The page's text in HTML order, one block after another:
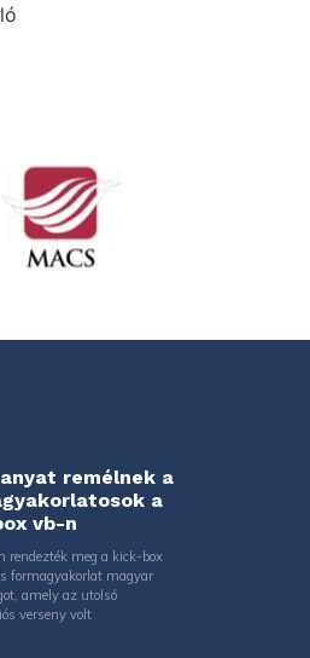
remélnek a
a
vb-n
rendezték meg a kick-box
formagyakorlat magyar
amely az utolsó
verseny volt